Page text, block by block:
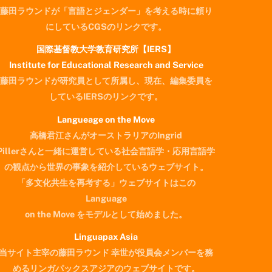
藤田ラウンドが「言語とジェンダー」を考える時に頼り
にしているCGSのリンクです。
国際基督教大学教育研究所【IERS】
Institute for Educational Research and Service
藤田ラウンドが研究員として所属し、現在、編集委員を
しているIERSのリンクです。
Langueage on the Move
高橋君江さんがオーストラリアのIngrid
さんと一緒に運営している社会言語学・応用言語学
の観点から世界の事象を紹介しているウェブサイト。
「多文化共生を再考する」ウェブサイトはこの
Language
on the Move をモデルとして始めました。
Linguapax Asia
当サイト主宰の藤田ラウンド 幸世が役員会メンバーを務
めるリンガパックスアジアのウェブサイトです。